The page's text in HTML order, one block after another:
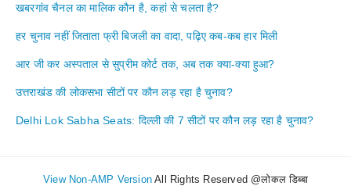
खबरगांव चैनल का मालिक कौन है, कहां से चलता है?
हर चुनाव नहीं जिताता फ्री बिजली का वादा, पढ़िए कब-कब हार मिली
आर जी कर अस्पताल से सुप्रीम कोर्ट तक, अब तक क्या-क्या हुआ?
उत्तराखंड की लोकसभा सीटों पर कौन लड़ रहा है चुनाव?
Delhi Lok Sabha Seats: दिल्ली की 7 सीटों पर कौन लड़ रहा है चुनाव?
View Non-AMP Version All Rights Reserved @लोकल डिब्बा